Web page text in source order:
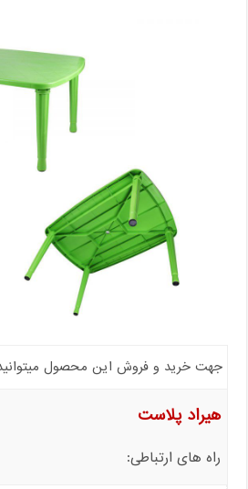
جهت خرید و فروش این محصول میتوانید
هیراد پلاست
راه های ارتباطی: